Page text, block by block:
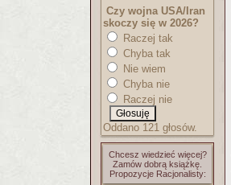
Czy wojna USA/Iran
skoczy się w 2026?
Raczej tak
Chyba tak
Nie wiem
Chyba nie
Raczej nie
Oddano 121 głosów.
Chcesz wiedzieć więcej?
Zamów dobrą książkę.
Propozycje Racjonalisty: